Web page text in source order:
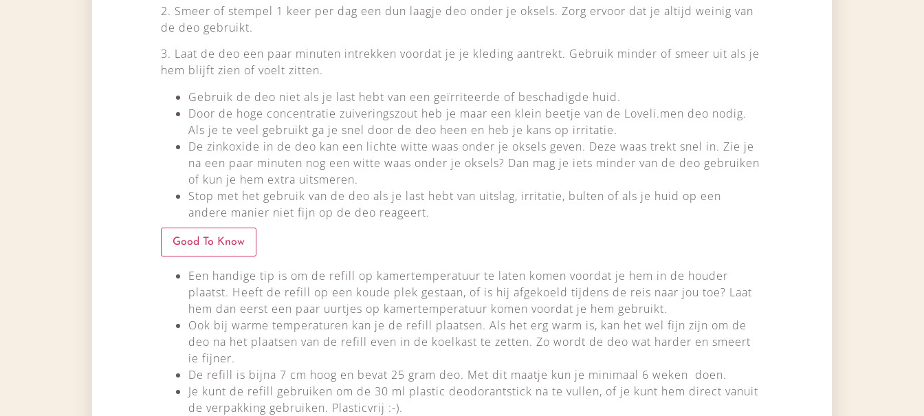
2. Smeer of stempel 1 keer per dag een dun laagje deo onder je oksels. Zorg ervoor dat je altijd weinig van
de deo gebruikt.
3. Laat de deo een paar minuten intrekken voordat je je kleding aantrekt. Gebruik minder of smeer uit als je
hem blijft zien of voelt zitten.
Gebruik de deo niet als je last hebt van een geïrriteerde of beschadigde huid.
Door de hoge concentratie zuiveringszout heb je maar een klein beetje van de Loveli.men deo nodig.
Als je te veel gebruikt ga je snel door de deo heen en heb je kans op irritatie.
De zinkoxide in de deo kan een lichte witte waas onder je oksels geven. Deze waas trekt snel in. Zie je
na een paar minuten nog een witte waas onder je oksels? Dan mag je iets minder van de deo gebruiken
of kun je hem extra uitsmeren.
Stop met het gebruik van de deo als je last hebt van uitslag, irritatie, bulten of als je huid op een
andere manier niet fijn op de deo reageert.
Good To Know
Een handige tip is om de refill op kamertemperatuur te laten komen voordat je hem in de houder
plaatst. Heeft de refill op een koude plek gestaan, of is hij afgekoeld tijdens de reis naar jou toe? Laat
hem dan eerst een paar uurtjes op kamertemperatuur komen voordat je hem gebruikt.
Ook bij warme temperaturen kan je de refill plaatsen. Als het erg warm is, kan het wel fijn zijn om de
deo na het plaatsen van de refill even in de koelkast te zetten. Zo wordt de deo wat harder en smeert
ie fijner.
De refill is bijna 7 cm hoog en bevat 25 gram deo. Met dit maatje kun je minimaal 6 weken doen.
Je kunt de refill gebruiken om de 30 ml plastic deodorantstick na te vullen, of je kunt hem direct vanuit
de verpakking gebruiken. Plasticvrij :-).